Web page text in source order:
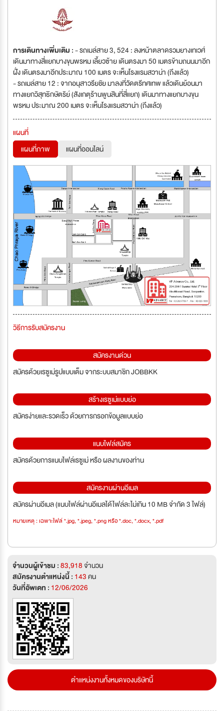
การเดินทางเพิ่มเติม :- รถเมล์สาย 3, 524 : ลงหน้าตลาดรวมยางเทเวศ์
เดินมาทางสี่แยกบางขุนพรหม เลี้ยวซ้าย เดินตรงมา 50 เมตรข้ามถนนมาอีก
ฝั่ง เดินตรงมาอีกประมาณ 100 เมตร จะเห็นโรงแรมสวาน่า (ถึงแล้ว)
- รถเมล์สาย 12 : จากอนุสาวรียชัย มาลงที่วัดตรีทศเทพ แล้วเดินย้อนมา
ทางแยกวิสุทธิกษัตริย์ (สังเกตุร้านพูนสินที่สี่แยก) เดินมาทางแยกบางขุน
พรหม ประมาณ 200 เมตร จะเห็นโรงแรมสวาน่า (ถึงแล้ว)
แผนที่
แผนที่ภาพ
แผนที่ออนไลน์
วิธีการรับสมัครงาน
สมัครงานด่วน
สมัครด้วยเรซูเม่รูปแบบเต็ม จากระบบสมาชิก JOBBKK
สร้างเรซูเม่แบบย่อ
สมัครง่ายและรวดเร็ว ด้วยการกรอกข้อมูลแบบย่อ
แนบไฟล์สมัคร
สมัครด้วยการแนบไฟล์เรซูเม่ หรือ ผลงานของท่าน
สมัครงานผ่านอีเมล
สมัครผ่านอีเมล (แนบไฟล์ผ่านอีเมลได้ไฟล์ละไม่เกิน 10 MB จำกัด 3 ไฟล์)
หมายเหตุ : เฉพาะไฟล์ *.jpg, *.jpeg, *.png หรือ *.doc, *.docx, *.pdf
จำนวนผู้เข้าชม :83,918จำนวน
สมัครงานตำแหน่งนี้ : 143คน
วันที่อัพเดท : 12/06/2026
ตำแหน่งงานทั้งหมดของบริษัทนี้